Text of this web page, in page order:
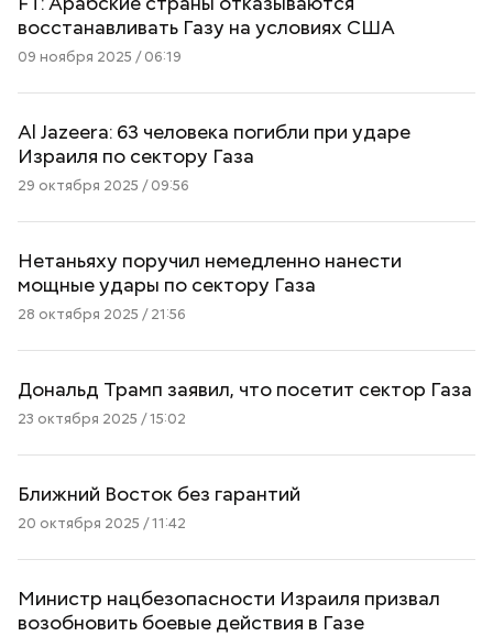
восстанавливать Газу на условиях США
09 ноября 2025 / 06:19
Al Jazeera: 63 человека погибли при ударе
Израиля по сектору Газа
29 октября 2025 / 09:56
Нетаньяху поручил немедленно нанести
мощные удары по сектору Газа
28 октября 2025 / 21:56
Дональд Трамп заявил, что посетит сектор Газа
23 октября 2025 / 15:02
Ближний Восток без гарантий
20 октября 2025 / 11:42
Министр нацбезопасности Израиля призвал
возобновить боевые действия в Газе